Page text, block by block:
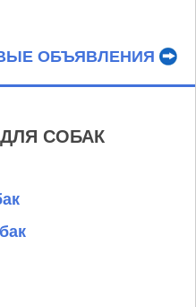
ОБЪЯВЛЕНИЯ
СОБАК